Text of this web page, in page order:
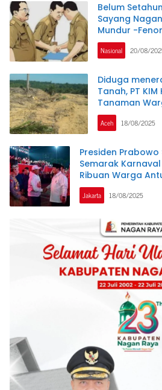
Belum
Sayang
Mundur -
Indonesia
Nasional 20/08/
Diduga
Tanah, PT
Tanaman
Aceh 18/08/2025
Presiden
Semarak
Ribuan Warga
ke-80
Jakarta 18/08/2025